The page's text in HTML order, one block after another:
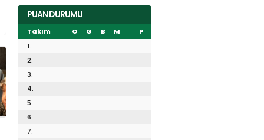
PUAN DURUMU
Takım O G B M
P
1.
2.
3.
4.
5.
6.
7.